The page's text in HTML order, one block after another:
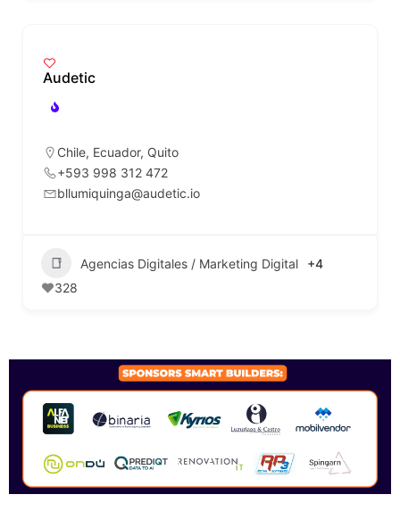
Audetic
Chile, Ecuador, Quito
+593 998 312 472
bllumiquinga@audetic.io
Agencias Digitales / Marketing Digital
+4
328